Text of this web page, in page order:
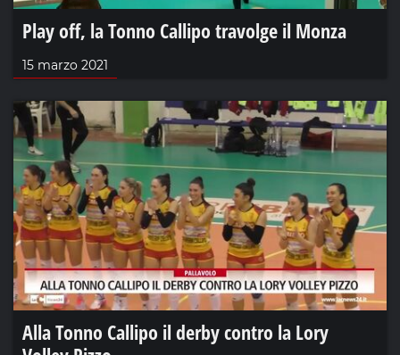
Play off, la Tonno Callipo travolge il Monza
15 marzo 2021
Alla Tonno Callipo il derby contro la Lory